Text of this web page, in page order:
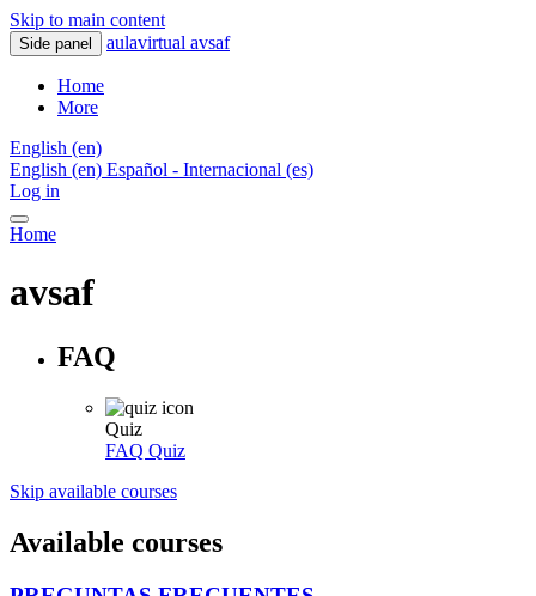
Skip to main content
Side panel aulavirtual avsaf
Home
More
English ‎(en)‎
English ‎(en)‎ Español - Internacional ‎(es)‎
Log in
Home
avsaf
FAQ
Quiz
FAQ Quiz
Skip available courses
Available courses